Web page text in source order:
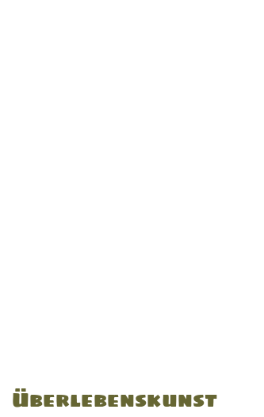
Überlebenskunst